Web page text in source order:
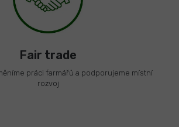
Fair trade
práci farmářů a podporujeme místní
rozvoj